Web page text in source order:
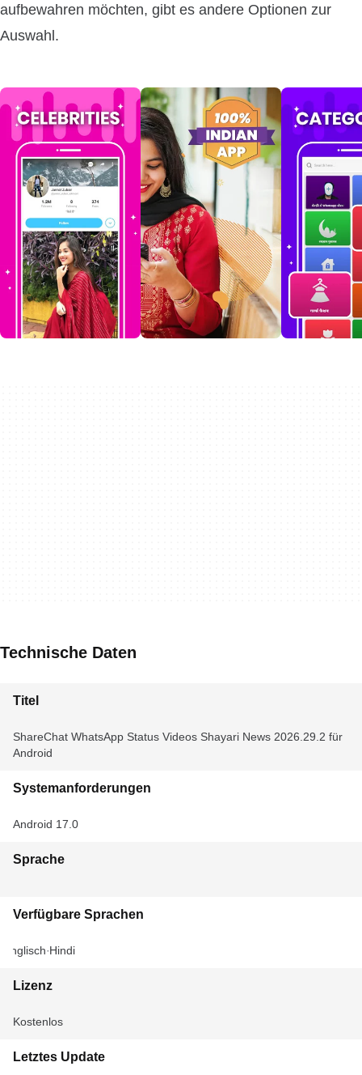
aufbewahren möchten, gibt es andere Optionen zur
Auswahl.
Technische Daten
Titel
ShareChat WhatsApp Status Videos Shayari News 2026.29.2 für
Android
Systemanforderungen
Android 17.0
Sprache
Verfügbare Sprachen
Englisch Hindi
Lizenz
Kostenlos
Letztes Update